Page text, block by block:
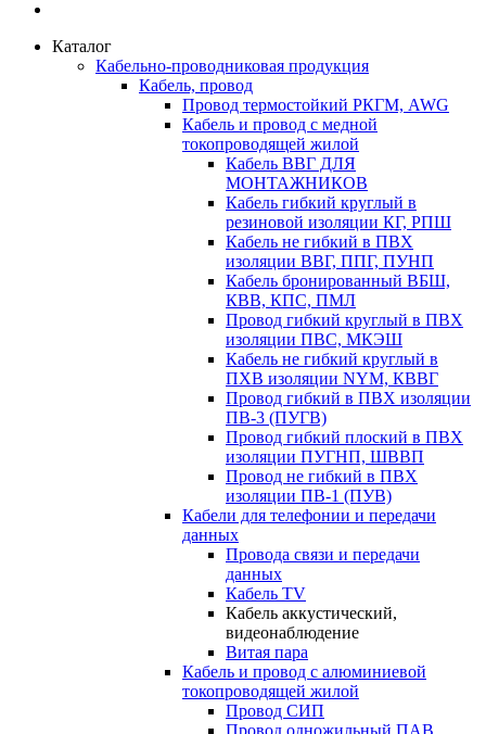
Каталог
Кабельно-проводниковая продукция
Кабель, провод
Провод термостойкий РКГМ, AWG
Кабель и провод с медной
токопроводящей жилой
Кабель ВВГ ДЛЯ
МОНТАЖНИКОВ
Кабель гибкий круглый в
резиновой изоляции КГ, РПШ
Кабель не гибкий в ПВХ
изоляции ВВГ, ППГ, ПУНП
Кабель бронированный ВБШ,
КВВ, КПС, ПМЛ
Провод гибкий круглый в ПВХ
изоляции ПВС, МКЭШ
Кабель не гибкий круглый в
ПХВ изоляции NYM, КВВГ
Провод гибкий в ПВХ изоляции
ПВ-3 (ПУГВ)
Провод гибкий плоский в ПВХ
изоляции ПУГНП, ШВВП
Провод не гибкий в ПВХ
изоляции ПВ-1 (ПУВ)
Кабели для телефонии и передачи
данных
Провода связи и передачи
данных
Кабель TV
Кабель аккустический,
видеонаблюдение
Витая пара
Кабель и провод с алюминиевой
токопроводящей жилой
Провод СИП
Провод одножильный ПАВ